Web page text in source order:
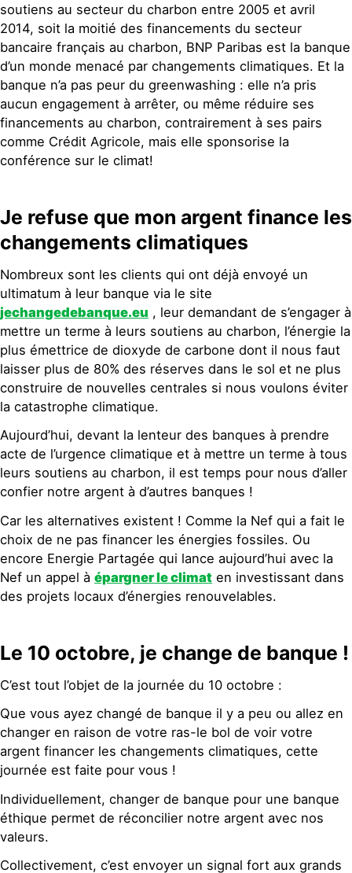
soutiens au secteur du charbon entre 2005 et avril
2014, soit la moitié des financements du secteur
bancaire français au charbon, BNP Paribas est la banque
d’un monde menacé par changements climatiques. Et la
banque n’a pas peur du greenwashing : elle n’a pris
aucun engagement à arrêter, ou même réduire ses
financements au charbon, contrairement à ses pairs
comme Crédit Agricole, mais elle sponsorise la
conférence sur le climat!
Je refuse que mon argent finance les
changements climatiques
Nombreux sont les clients qui ont déjà envoyé un
ultimatum à leur banque via le site
jechangedebanque.eu , leur demandant de s’engager à
mettre un terme à leurs soutiens au charbon, l’énergie la
plus émettrice de dioxyde de carbone dont il nous faut
laisser plus de 80% des réserves dans le sol et ne plus
construire de nouvelles centrales si nous voulons éviter
la catastrophe climatique.
Aujourd’hui, devant la lenteur des banques à prendre
acte de l’urgence climatique et à mettre un terme à tous
leurs soutiens au charbon, il est temps pour nous d’aller
confier notre argent à d’autres banques !
Car les alternatives existent ! Comme la Nef qui a fait le
choix de ne pas financer les énergies fossiles. Ou
encore Energie Partagée qui lance aujourd’hui avec la
Nef un appel à épargner le climat en investissant dans
des projets locaux d’énergies renouvelables.
Le 10 octobre, je change de banque !
C’est tout l’objet de la journée du 10 octobre :
Que vous ayez changé de banque il y a peu ou allez en
changer en raison de votre ras-le bol de voir votre
argent financer les changements climatiques, cette
journée est faite pour vous !
Individuellement, changer de banque pour une banque
éthique permet de réconcilier notre argent avec nos
valeurs.
Collectivement, c’est envoyer un signal fort aux grands